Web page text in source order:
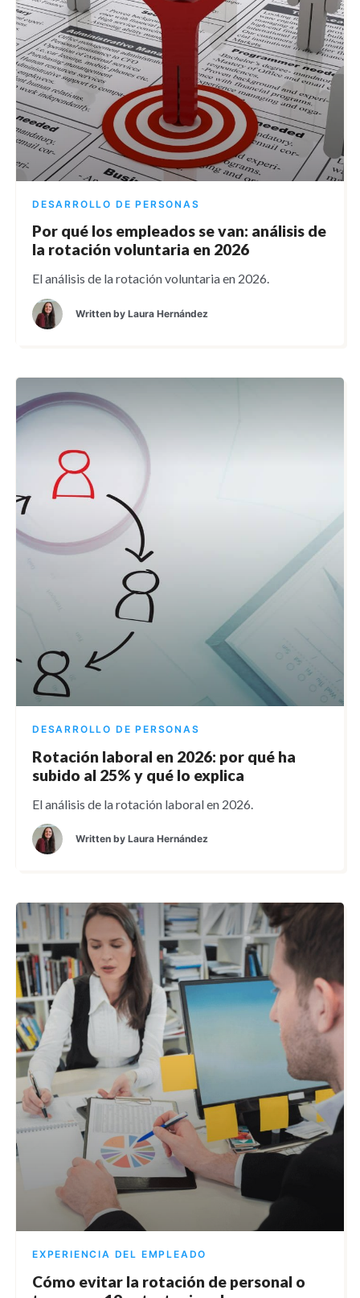
DESARROLLO DE PERSONAS
Por qué los empleados se van: análisis de
la rotación voluntaria en 2026
El análisis de la rotación voluntaria en 2026.
Written by Laura Hernández
DESARROLLO DE PERSONAS
Rotación laboral en 2026: por qué ha
subido al 25% y qué lo explica
El análisis de la rotación laboral en 2026.
Written by Laura Hernández
EXPERIENCIA DEL EMPLEADO
Cómo evitar la rotación de personal o